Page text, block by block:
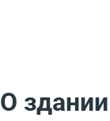
О здании